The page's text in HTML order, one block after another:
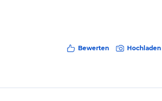
Bewerten Hochladen